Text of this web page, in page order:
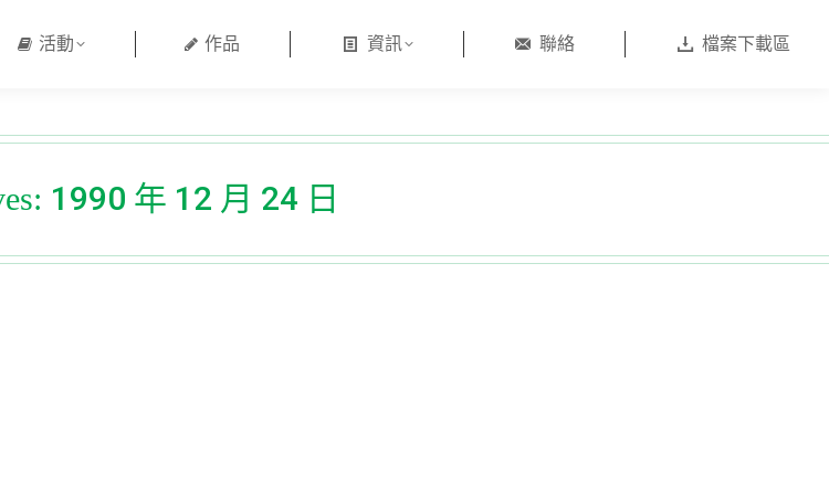
活動 作品 資訊 聯絡 檔案下載區
1990 年 12 月 24 日